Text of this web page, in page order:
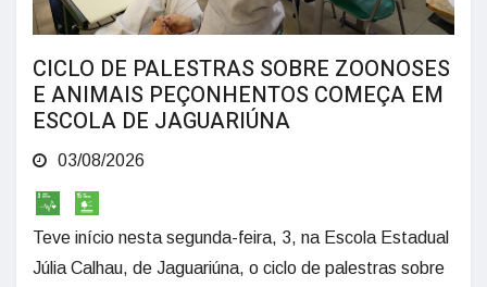
CICLO DE PALESTRAS SOBRE ZOONOSES
E ANIMAIS PEÇONHENTOS COMEÇA EM
ESCOLA DE JAGUARIÚNA
03/08/2026
Teve início nesta segunda-feira, 3, na Escola Estadual
Júlia Calhau, de Jaguariúna, o ciclo de palestras sobre